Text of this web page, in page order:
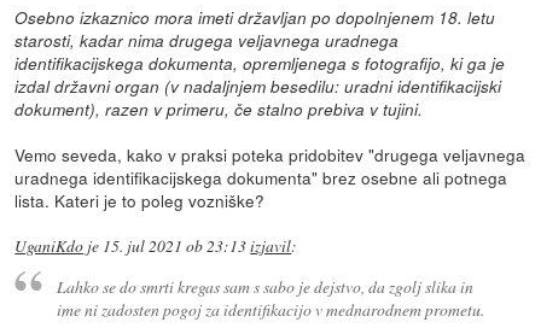
Osebno izkaznico mora imeti državljan po dopolnjenem 18. letu
starosti, kadar nima drugega veljavnega uradnega
identifikacijskega dokumenta, opremljenega s fotografijo, ki ga je
izdal državni organ (v nadaljnjem besedilu: uradni identifikacijski
dokument), razen v primeru, če stalno prebiva v tujini.
Vemo seveda, kako v praksi poteka pridobitev "drugega veljavnega
uradnega identifikacijskega dokumenta" brez osebne ali potnega
lista. Kateri je to poleg vozniške?
UganiKdo je 15. jul 2021 ob 23:13izjavil:
Lahko se do smrti kregas sam s sabo je dejstvo, da zgolj slika in
ime ni zadosten pogoj za identifikacijo v mednarodnem prometu.